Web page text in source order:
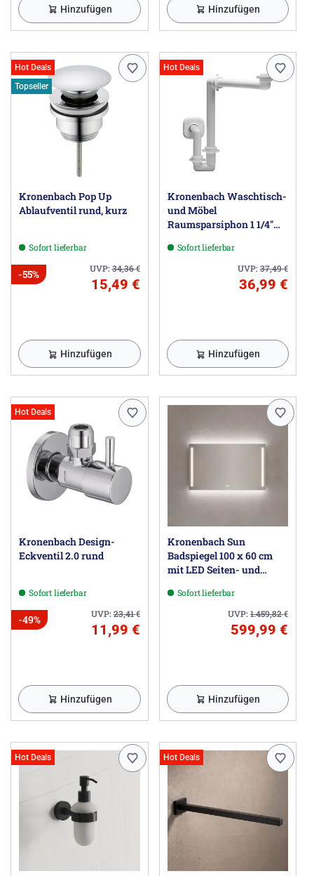
Hinzufügen Hinzufügen
Hot Deals
Topseller
Kronenbach Pop Up
Ablaufventil rund, kurz
Sofort lieferbar
UVP:34,36€
-55%
15,49 €
Hinzufügen
Hot Deals
Kronenbach Waschtisch-
und Möbel
Raumsparsiphon 1 1/4"
Sofort lieferbar
UVP:37,49€
36,99 €
Hinzufügen
Hot Deals
Kronenbach Design-
Eckventil 2.0 rund
Sofort lieferbar
UVP:23,41€
-49%
11,99 €
Hinzufügen
Kronenbach Sun
Badspiegel 100 x 60 cm
mit LED Seiten- und
Sofort lieferbar
UVP:1.459,82€
599,99 €
Hinzufügen
Hot Deals Hot Deals